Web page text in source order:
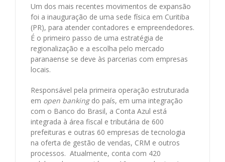
Um dos mais recentes movimentos de expansão
foi a inauguração de uma sede física em Curitiba
(PR), para atender contadores e empreendedores.
É o primeiro passo de uma estratégia de
regionalização e a escolha pelo mercado
paranaense se deve às parcerias com empresas
locais.
Responsável pela primeira operação estruturada
em open bankingdo país, em uma integração
com o Banco do Brasil, a Conta Azul está
integrada à área fiscal e tributária de 600
prefeituras e outras 60 empresas de tecnologia
na oferta de gestão de vendas, CRM e outros
processos. Atualmente, conta com 420